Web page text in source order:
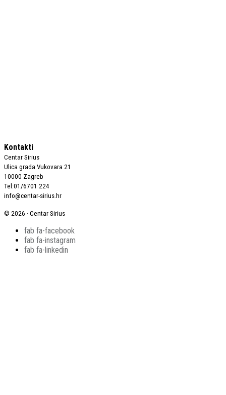
Kontakti
Centar Sirius
Ulica grada Vukovara 21
10000 Zagreb
Tel:01/6701 224
info@centar-sirius.hr
© 2026 · Centar Sirius
fab fa-facebook
fab fa-instagram
fab fa-linkedin